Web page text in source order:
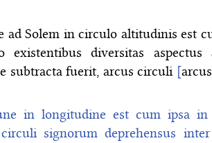
ad Solem in circulo altitudinis est
diversitas aspectus
subtracta fuerit, arcus circuli [arcus
in longitudine est cum ipsa
signorum deprehensus